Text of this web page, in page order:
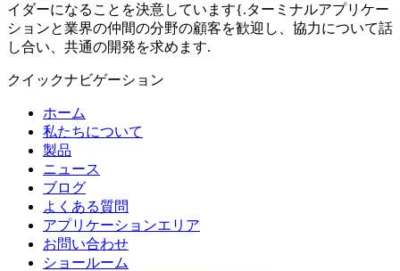
イダーになることを決意しています{.ターミナルアプリケー
ションと業界の仲間の分野の顧客を歓迎し、協力について話
し合い、共通の開発を求めます.
クイックナビゲーション
ホーム
私たちについて
製品
ニュース
ブログ
よくある質問
アプリケーションエリア
お問い合わせ
ショールーム